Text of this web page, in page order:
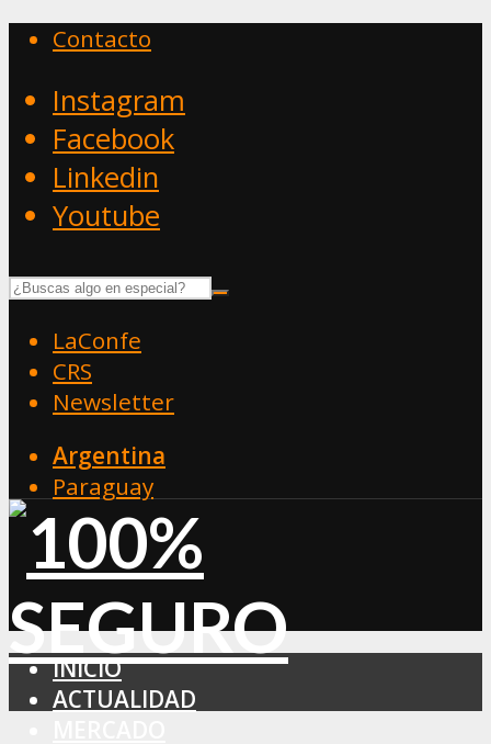
Contacto
Instagram
Facebook
Linkedin
Youtube
LaConfe
CRS
Newsletter
Argentina
Paraguay
INICIO
ACTUALIDAD